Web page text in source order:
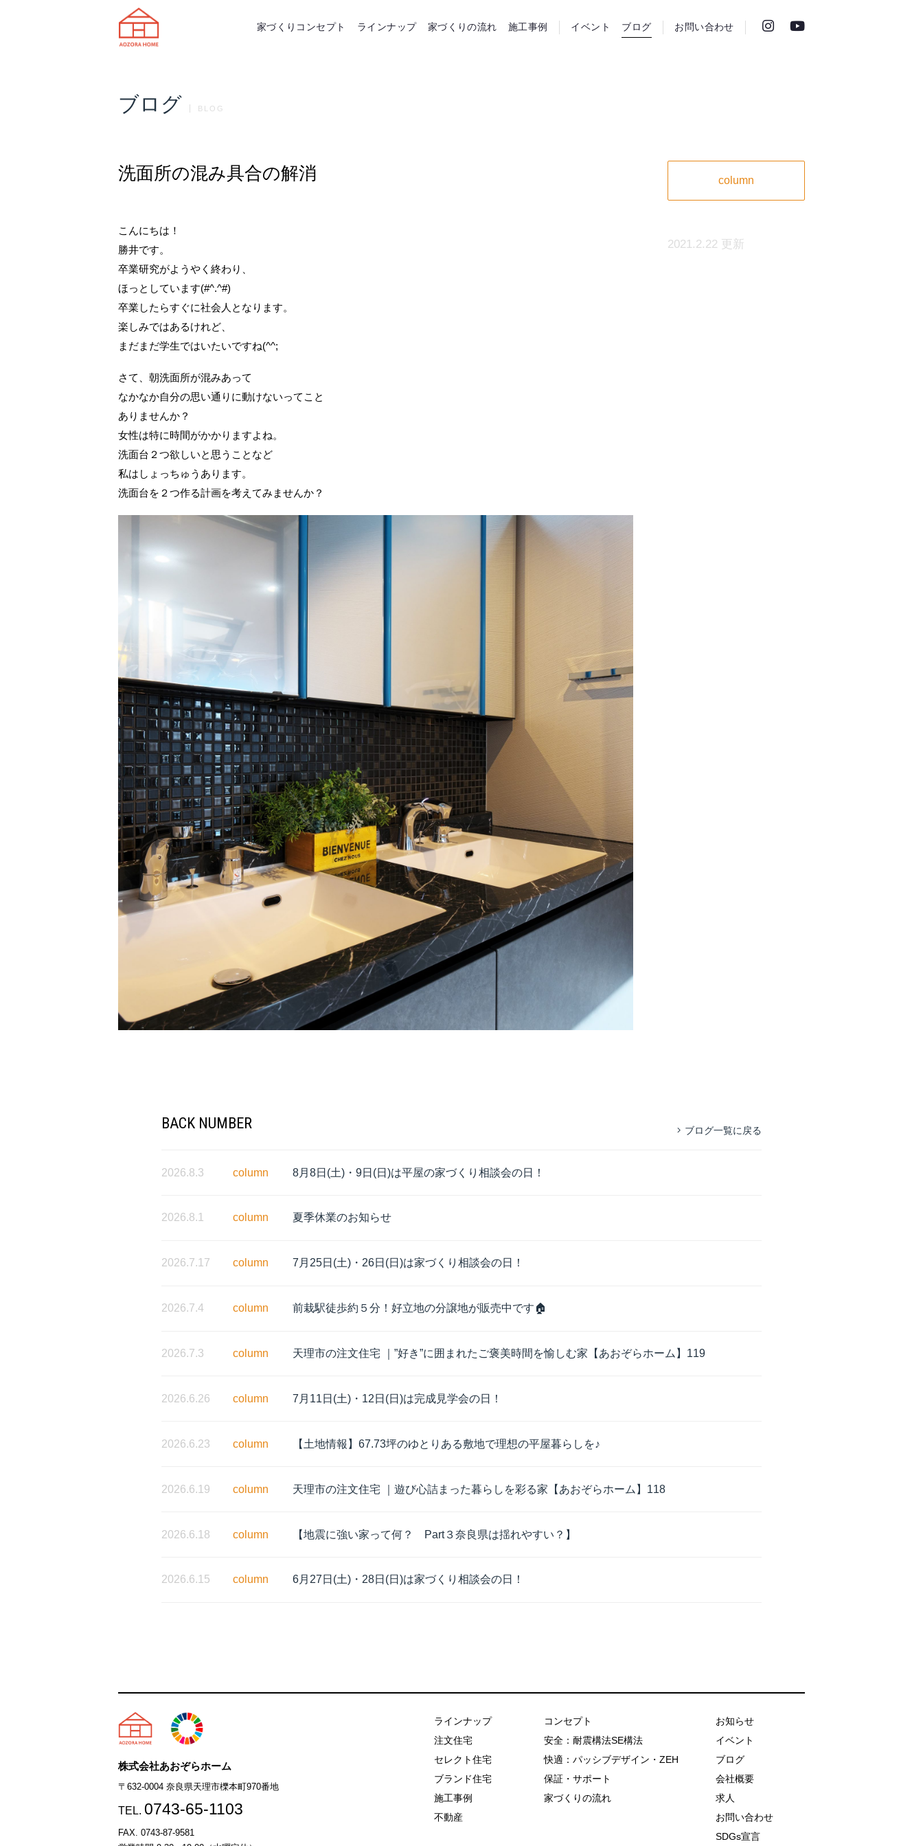
家づくりコンセプト
ラインナップ 家づくりの流れ 施工事例 イベント ブログ お問い合わせ
ブログ BLOG
洗面所の混み具合の解消
こんにちは！
勝井です。
卒業研究がようやく終わり、
ほっとしています(#^.^#)
卒業したらすぐに社会人となります。
楽しみではあるけれど、
まだまだ学生ではいたいですね(^^;
さて、朝洗面所が混みあって
なかなか自分の思い通りに動けないってこと
ありませんか？
女性は特に時間がかかりますよね。
洗面台２つ欲しいと思うことなど
私はしょっちゅうあります。
洗面台を２つ作る計画を考えてみませんか？
column
2021.2.22 更新
BACK NUMBER ブログ一覧に戻る
2026.8.3 column 8月8日(土)・9日(日)は平屋の家づくり相談会の日！
2026.8.1 column 夏季休業のお知らせ
2026.7.17 column 7月25日(土)・26日(日)は家づくり相談会の日！
2026.7.4 column 前栽駅徒歩約５分！好立地の分譲地が販売中です🏠
2026.7.3 column 天理市の注文住宅 ｜”好き”に囲まれたご褒美時間を愉しむ家【あおぞらホーム】119
2026.6.26 column 7月11日(土)・12日(日)は完成見学会の日！
2026.6.23 column 【土地情報】67.73坪のゆとりある敷地で理想の平屋暮らしを♪
2026.6.19 column 天理市の注文住宅 ｜遊び心詰まった暮らしを彩る家【あおぞらホーム】118
2026.6.18 column 【地震に強い家って何？ Part３奈良県は揺れやすい？】
2026.6.15 column 6月27日(土)・28日(日)は家づくり相談会の日！
天理市の注文住宅は株式会社あおぞらホーム
株式会社あおぞらホーム
〒632-0004 奈良県天理市櫟本町970番地
TEL. 0743-65-1103
FAX. 0743-87-9581
ラインナップ
注文住宅
セレクト住宅
ブランド住宅
施工事例
不動産
コンセプト
安全：耐震構法SE構法
快適：パッシブデザイン・ZEH
保証・サポート
家づくりの流れ
お知らせ
イベント
ブログ
会社概要
求人
お問い合わせ
SDGs宣言